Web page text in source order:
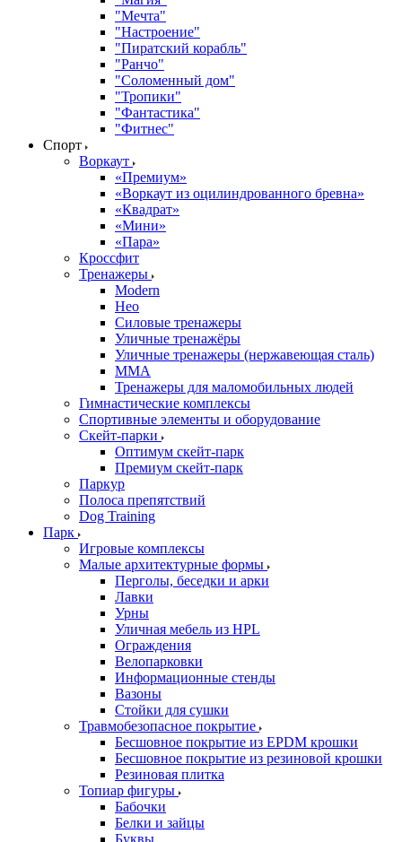
"Мечта"
"Настроение"
"Пиратский корабль"
"Ранчо"
"Соломенный дом"
"Тропики"
"Фантастика"
"Фитнес"
Спорт
Воркаут
«Премиум»
«Воркаут из оцилиндрованного бревна»
«Квадрат»
«Мини»
«Пара»
Кроссфит
Тренажеры
Modern
Нео
Силовые тренажеры
Уличные тренажёры
Уличные тренажеры (нержавеющая сталь)
ММА
Тренажеры для маломобильных людей
Гимнастические комплексы
Спортивные элементы и оборудование
Скейт-парки
Оптимум скейт-парк
Премиум скейт-парк
Паркур
Полоса препятствий
Dog Training
Парк
Игровые комплексы
Малые архитектурные формы
Перголы, беседки и арки
Лавки
Урны
Уличная мебель из HPL
Ограждения
Велопарковки
Информационные стенды
Вазоны
Стойки для сушки
Травмобезопасное покрытие
Бесшовное покрытие из EPDM крошки
Бесшовное покрытие из резиновой крошки
Резиновая плитка
Топиар фигуры
Бабочки
Белки и зайцы
Буквы